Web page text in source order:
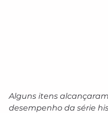
Alguns itens
desempenho da série